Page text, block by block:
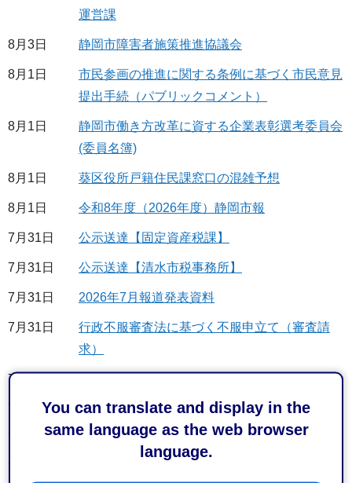
You can translate and display in the
same language as the web browser
language.
運営課
8月3日 静岡市障害者施策推進協議会
8月1日
市民参画の推進に関する条例に基づく市民意見
提出手続（パブリックコメント）
8月1日
静岡市働き方改革に資する企業表彰選考委員会
(委員名簿)
8月1日 葵区役所戸籍住民課窓口の混雑予想
8月1日 令和8年度（2026年度）静岡市報
7月31日 公示送達【固定資産税課】
7月31日 公示送達【清水市税事務所】
7月31日 2026年7月報道発表資料
7月31日
行政不服審査法に基づく不服申立て（審査請
求）
7月31日
7月31日 東静岡地区のまちづくりの考え方
7月31日 まちづくりアイデアコンペin東静岡について
7月31日